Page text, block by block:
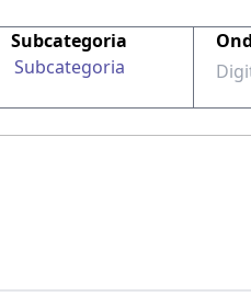
Subcategoria
Subcategoria